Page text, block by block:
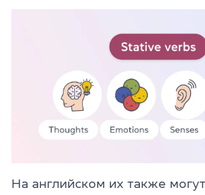
На английском их также